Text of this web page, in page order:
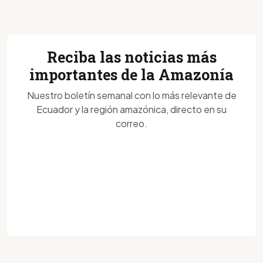
Reciba las noticias más
importantes de la Amazonía
Nuestro boletín semanal con lo más relevante de
Ecuador y la región amazónica, directo en su
correo.